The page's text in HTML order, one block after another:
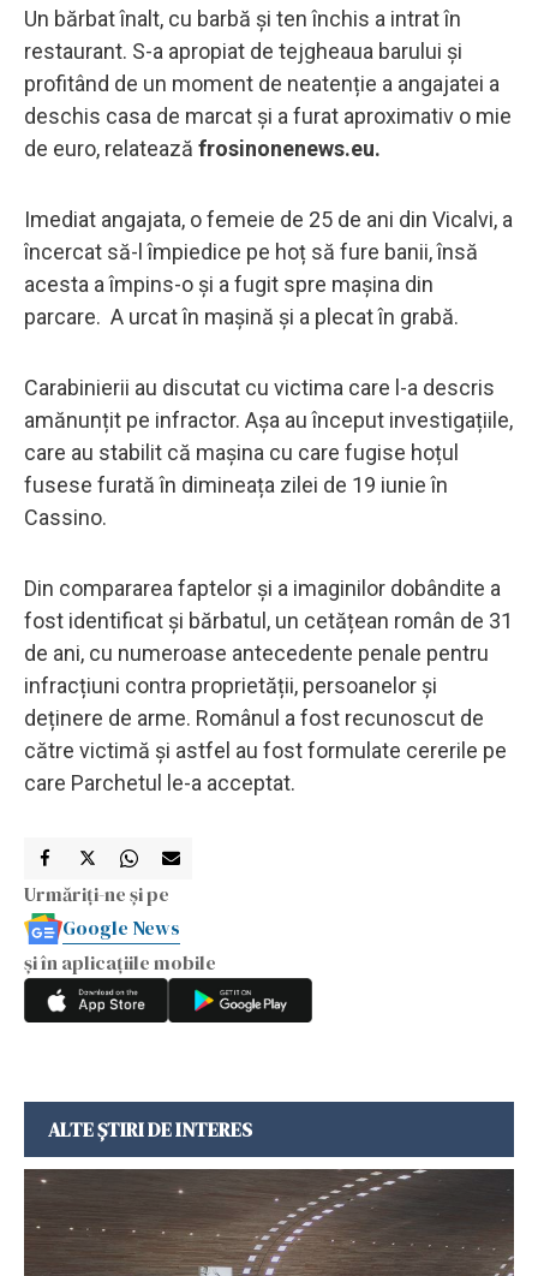
Un bărbat înalt, cu barbă și ten închis a intrat în
restaurant. S-a apropiat de tejgheaua barului și
profitând de un moment de neatenție a angajatei a
deschis casa de marcat și a furat aproximativ o mie
de euro, relatează frosinonenews.eu.
Imediat angajata, o femeie de 25 de ani din Vicalvi, a
încercat să-l împiedice pe hoț să fure banii, însă
acesta a împins-o și a fugit spre mașina din
parcare. A urcat în mașină și a plecat în grabă.
Carabinierii au discutat cu victima care l-a descris
amănunțit pe infractor. Așa au început investigațiile,
care au stabilit că mașina cu care fugise hoțul
fusese furată în dimineața zilei de 19 iunie în
Cassino.
Din compararea faptelor și a imaginilor dobândite a
fost identificat și bărbatul, un cetățean român de 31
de ani, cu numeroase antecedente penale pentru
infracțiuni contra proprietății, persoanelor și
deținere de arme. Românul a fost recunoscut de
către victimă și astfel au fost formulate cererile pe
care Parchetul le-a acceptat.
Urmăriți-ne și pe
Google News
și în aplicațiile mobile
ALTE ȘTIRI DE INTERES